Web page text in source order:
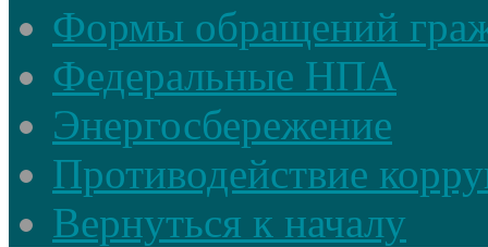
Формы обращений
Федеральные НПА
Энергосбережение
Противодействие
Вернуться к началу